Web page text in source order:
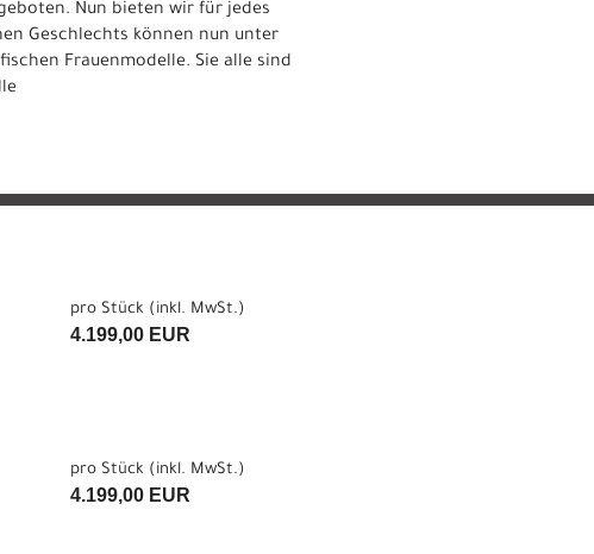
Nun bieten wir für jedes
Geschlechts können nun unter
Frauenmodelle. Sie alle sind
pro Stück (inkl. MwSt.)
4.199,00 EUR
pro Stück (inkl. MwSt.)
4.199,00 EUR